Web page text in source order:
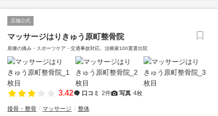
店舗公式
マッサージはりきゅう原町整骨院
肩腰の痛み・スポーツケア・交通事故対応。治療家100選選出院
3.42 口コミ 2件 写真 4枚
接骨・整骨 マッサージ 整体